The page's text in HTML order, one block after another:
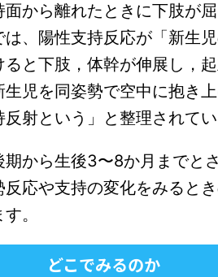
から離れたときに下肢が
、陽性支持反応が「新生
と下肢，体幹が伸展し，
生児を同姿勢で空中に抱き
射という」と整理されてい
から生後3〜8か月までと
応や支持の変化をみると
。
どこでみるのか